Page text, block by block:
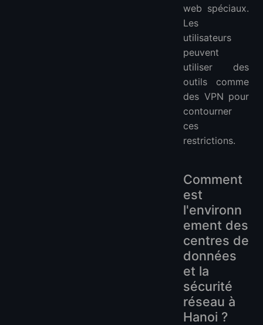
web spéciaux.
Les
utilisateurs
peuvent
utiliser des
outils comme
des VPN pour
contourner
ces
restrictions.
Comment
est
l'environn
ement des
centres de
données
et la
sécurité
réseau à
Hanoi ?